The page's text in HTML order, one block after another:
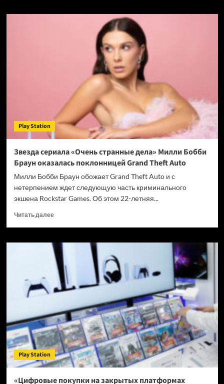
007
подготовки.
Рецензия
Play Station
Звезда сериала «Очень странные дела» Милли Бобби
Браун оказалась поклонницей Grand Theft Auto
Милли Бобби Браун обожает Grand Theft Auto и с
нетерпением ждет следующую часть криминального
экшена Rockstar Games. Об этом 22-летняя...
Читать далееПрочитать
Звезда
сериала
«Очень
странные
дела»
Милли
Браун
оказалась
поклонницей
Grand
Theft
Auto
Play Station
«Цифровые покупки на закрытых платформах